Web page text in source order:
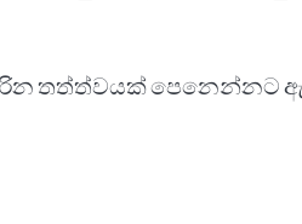
තත්ත්වයක් පෙනෙන්නට